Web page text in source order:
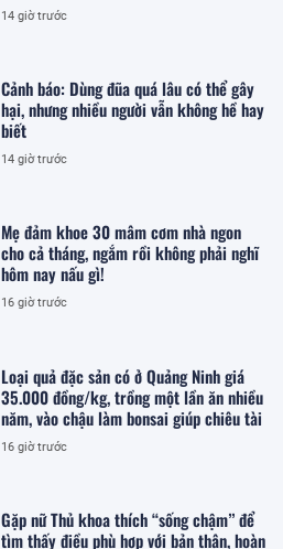
14 giờ trước
Cảnh báo: Dùng đũa quá lâu có thể gây
hại, nhưng nhiều người vẫn không hề hay
biết
14 giờ trước
Mẹ đảm khoe 30 mâm cơm nhà ngon
cho cả tháng, ngắm rồi không phải nghĩ
hôm nay nấu gì!
16 giờ trước
Loại quả đặc sản có ở Quảng Ninh giá
35.000 đồng/kg, trồng một lần ăn nhiều
năm, vào chậu làm bonsai giúp chiêu tài
16 giờ trước
Gặp nữ Thủ khoa thích “sống chậm” để
tìm thấy điều phù hợp với bản thân, hoàn